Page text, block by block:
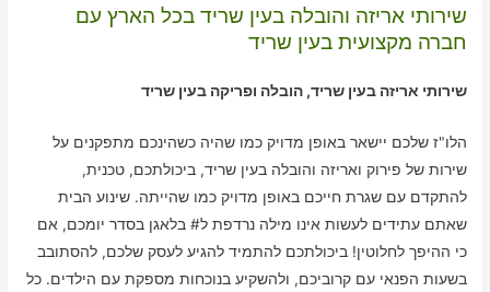
שירותי אריזה והובלה בעין שריד בכל הארץ עם
חברה מקצועית בעין שריד
שירותי אריזה בעין שריד, הובלה ופריקה בעין שריד
הלו"ז שלכם יישאר באופן מדויק כמו שהיה כשהינכם מתפקנים על
שירות של פירוק ואריזה והובלה בעין שריד, ביכולתכם, טכנית,
להתקדם עם שגרת חייכם באופן מדויק כמו שהייתה. שינוע הבית
שאתם עתידים לעשות אינו מילה נרדפת ל# בלאגן בסדר יומכם, אם
כי ההיפך לחלוטין! ביכולתכם להתמיד להגיע לעסק שלכם, להסתובב
בשעות הפנאי עם קרוביכם, ולהשקיע בנוכחות מספקת עם הילדים. כל